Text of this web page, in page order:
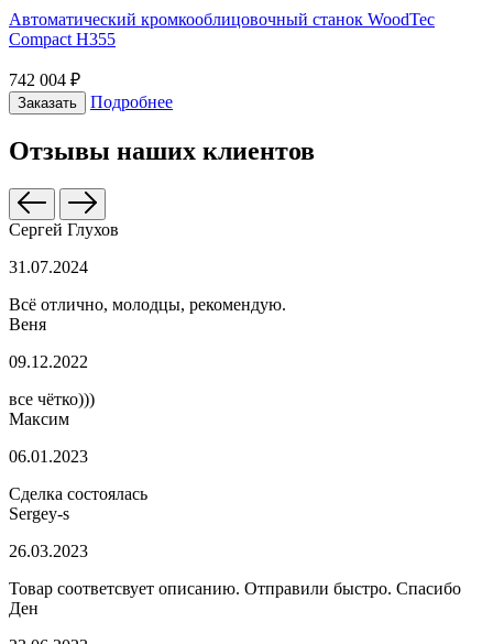
Автоматический кромкооблицовочный станок WoodTec
Compact H355
742 004 ₽
Заказать Подробнее
Отзывы наших клиентов
Сергей Глухов
31.07.2024
Всё отлично, молодцы, рекомендую.
Веня
09.12.2022
все чётко)))
Максим
06.01.2023
Сделка состоялась
Sergey-s
26.03.2023
Товар соответсвует описанию. Отправили быстро. Спасибо
Ден